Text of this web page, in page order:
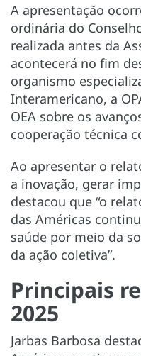
A apresentação
ordinária do
realizada antes da
acontecerá no fim
organismo
Interamericano, a
OEA sobre os
cooperação técnica
Ao apresentar o
a inovação, gerar
destacou que “o
das Américas
saúde por meio da
da ação coletiva”.
Principais
2025
Jarbas Barbosa